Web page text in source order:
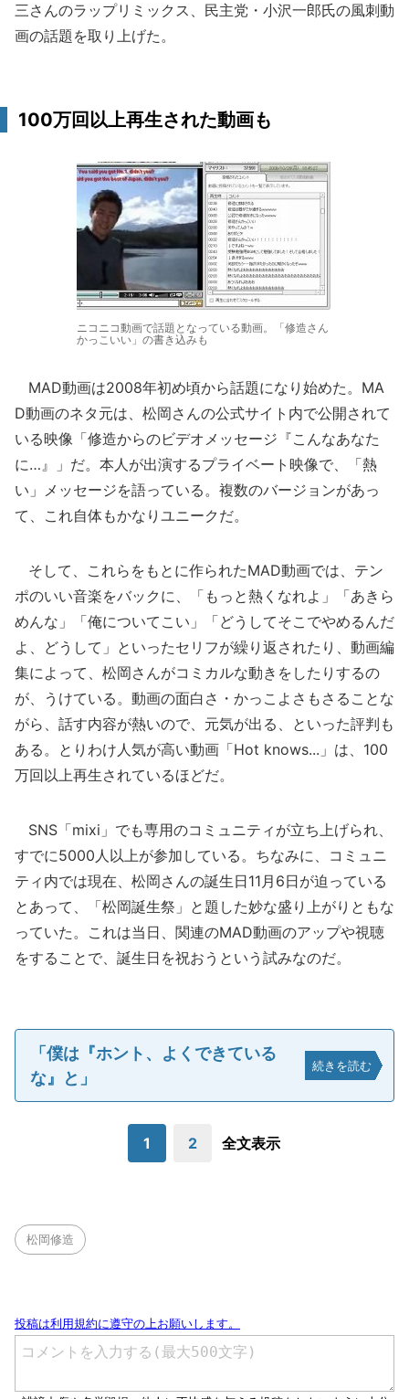
三さんのラップリミックス、民主党・小沢一郎氏の風刺動
画の話題を取り上げた。
100万回以上再生された動画も
ニコニコ動画で話題となっている動画。「修造さん
かっこいい」の書き込みも
MAD動画は2008年初め頃から話題になり始めた。MA
D動画のネタ元は、松岡さんの公式サイト内で公開されて
いる映像「修造からのビデオメッセージ『こんなあなた
に…』」だ。本人が出演するプライベート映像で、「熱
い」メッセージを語っている。複数のバージョンがあっ
て、これ自体もかなりユニークだ。
そして、これらをもとに作られたMAD動画では、テン
ポのいい音楽をバックに、「もっと熱くなれよ」「あきら
めんな」「俺についてこい」「どうしてそこでやめるんだ
よ、どうして」といったセリフが繰り返されたり、動画編
集によって、松岡さんがコミカルな動きをしたりするの
が、うけている。動画の面白さ・かっこよさもさることな
がら、話す内容が熱いので、元気が出る、といった評判も
ある。とりわけ人気が高い動画「Hot knows...」は、100
万回以上再生されているほどだ。
SNS「mixi」でも専用のコミュニティが立ち上げられ、
すでに5000人以上が参加している。ちなみに、コミュニ
ティ内では現在、松岡さんの誕生日11月6日が迫っている
とあって、「松岡誕生祭」と題した妙な盛り上がりともな
っていた。これは当日、関連のMAD動画のアップや視聴
をすることで、誕生日を祝おうという試みなのだ。
「僕は『ホント、よくできている
な』と」
続きを読む
1 2 全文表示
松岡修造